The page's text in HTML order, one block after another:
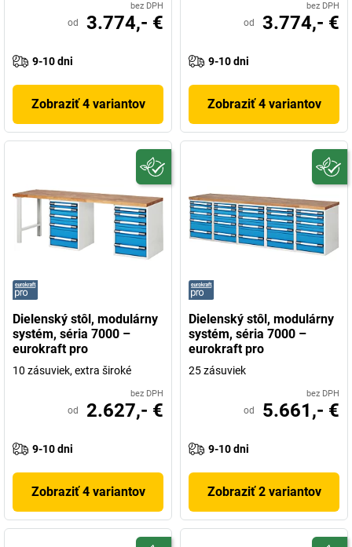
bez DPH
od 3.774,- €
9-10 dni
Zobraziť 4 variantov
bez DPH
od 3.774,- €
9-10 dni
Zobraziť 4 variantov
Dielenský stôl, modulárny
systém, séria 7000 –
eurokraft pro
10 zásuviek, extra široké
bez DPH
od 2.627,- €
9-10 dni
Zobraziť 4 variantov
Dielenský stôl, modulárny
systém, séria 7000 –
eurokraft pro
25 zásuviek
bez DPH
od 5.661,- €
9-10 dni
Zobraziť 2 variantov